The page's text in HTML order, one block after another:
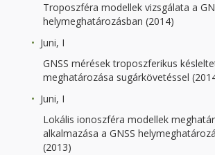
Troposzféra modellek vizsgálata a
helymeghatározásban (2014)
Juni, I
GNSS mérések troposzferikus
meghatározása sugárkövetéssel
Juni, I
Lokális ionoszféra modellek
alkalmazása a GNSS
(2013)